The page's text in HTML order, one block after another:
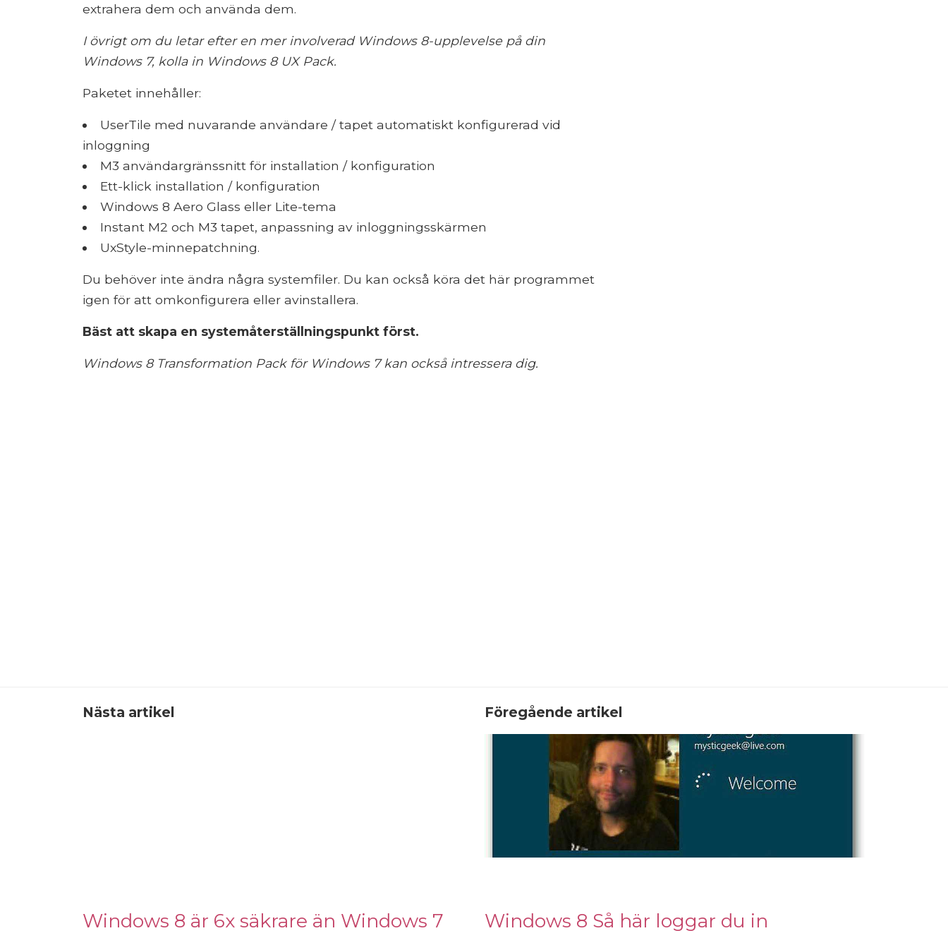
extrahera dem och använda dem.
I övrigt om du letar efter en mer involverad Windows 8-upplevelse på din
Windows 7, kolla in Windows 8 UX Pack.
Paketet innehåller:
UserTile med nuvarande användare / tapet automatiskt konfigurerad vid
inloggning
M3 användargränssnitt för installation / konfiguration
Ett-klick installation / konfiguration
Windows 8 Aero Glass eller Lite-tema
Instant M2 och M3 tapet, anpassning av inloggningsskärmen
UxStyle-minnepatchning.
Du behöver inte ändra några systemfiler. Du kan också köra det här programmet
igen för att omkonfigurera eller avinstallera.
Bäst att skapa en systemåterställningspunkt först.
Windows 8 Transformation Pack för Windows 7 kan också intressera dig.
Nästa artikel
Windows 8 är 6x säkrare än Windows 7
Föregående artikel
Windows 8 Så här loggar du in